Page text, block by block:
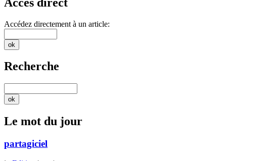
Accédez directement à un article:
Recherche
Le mot du jour
partagiciel